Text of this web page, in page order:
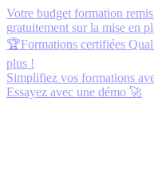
Votre budget formation
gratuitement sur la mise en
🏆Formations certifiées
plus !
Simplifiez vos formations
Essayez avec une démo 🚀